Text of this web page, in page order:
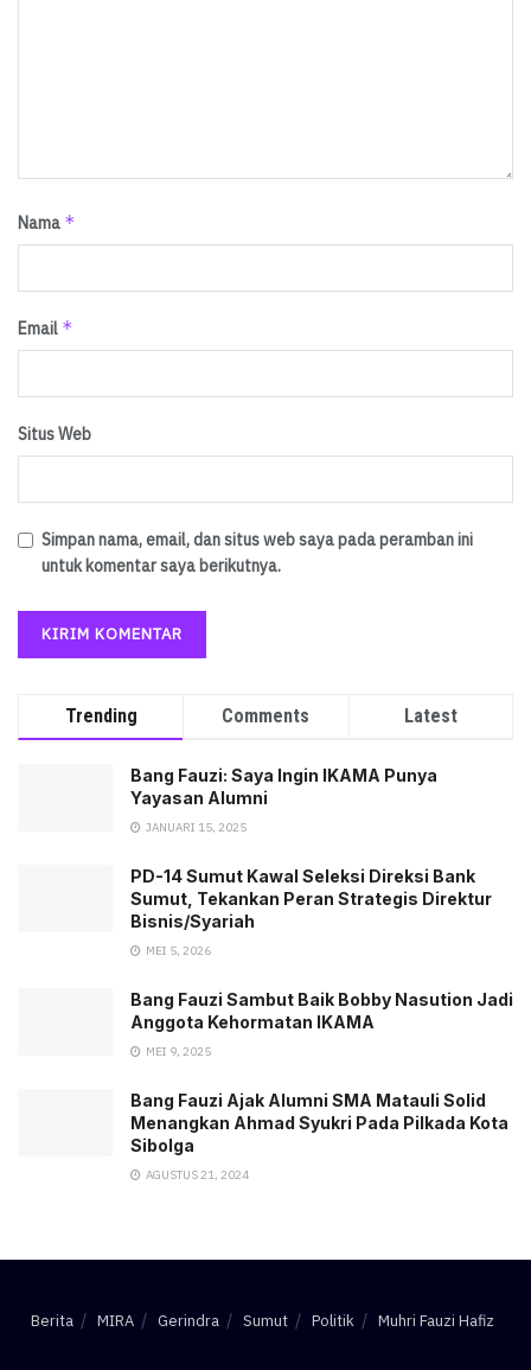
Nama *
Email *
Situs Web
Simpan nama, email, dan situs web saya pada peramban ini
untuk komentar saya berikutnya.
Trending Comments Latest
Bang Fauzi: Saya Ingin IKAMA Punya
Yayasan Alumni
JANUARI 15, 2025
PD-14 Sumut Kawal Seleksi Direksi Bank
Sumut, Tekankan Peran Strategis Direktur
Bisnis/Syariah
MEI 5, 2026
Bang Fauzi Sambut Baik Bobby Nasution Jadi
Anggota Kehormatan IKAMA
MEI 9, 2025
Bang Fauzi Ajak Alumni SMA Matauli Solid
Menangkan Ahmad Syukri Pada Pilkada Kota
Sibolga
AGUSTUS 21, 2024
Berita MIRA Gerindra Sumut Politik Muhri Fauzi Hafiz